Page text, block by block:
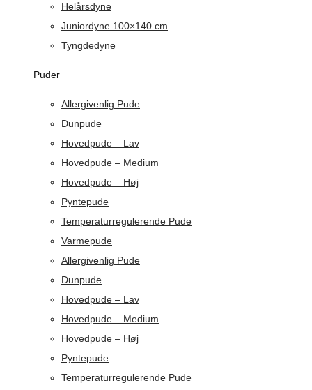
Helårsdyne
Juniordyne 100×140 cm
Tyngdedyne
Puder
Allergivenlig Pude
Dunpude
Hovedpude – Lav
Hovedpude – Medium
Hovedpude – Høj
Pyntepude
Temperaturregulerende Pude
Varmepude
Allergivenlig Pude
Dunpude
Hovedpude – Lav
Hovedpude – Medium
Hovedpude – Høj
Pyntepude
Temperaturregulerende Pude